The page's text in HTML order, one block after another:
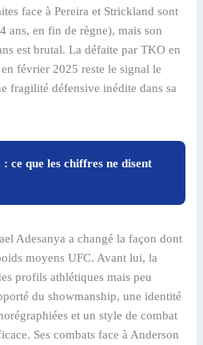
face à Pereira et Strickland sont
ans, en fin de règne), mais son
est brutal. La défaite par TKO en
février 2025 reste le signal le
fragilité défensive inédite dans sa
: ce que les chiffres ne disent
Adesanya a changé la façon dont
moyens UFC. Avant lui, la
profils athlétiques mais peu
du showmanship, une identité
et un style de combat
Ses combats face à Anderson